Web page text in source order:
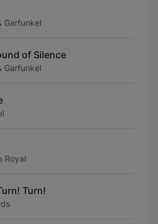
Garfunkel
of Silence
Garfunkel
Royal
Turn!